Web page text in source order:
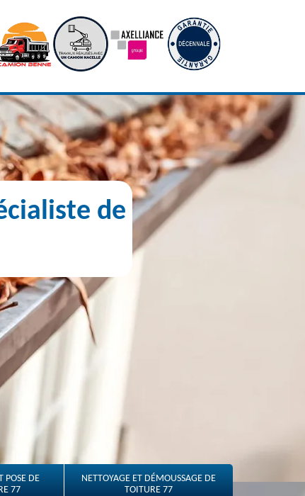
de
POSE DE
77
NETTOYAGE ET DÉMOUSSAGE DE
TOITURE 77